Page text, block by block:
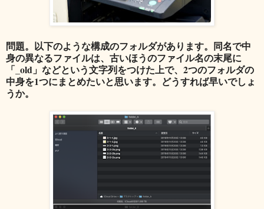
問題。以下のような構成のフォルダがあります。同名で中
身の異なるファイルは、古いほうのファイル名の末尾に
「_old」などという文字列をつけた上で、2つのフォルダの
中身を1つにまとめたいと思います。どうすれば早いでしょ
うか。